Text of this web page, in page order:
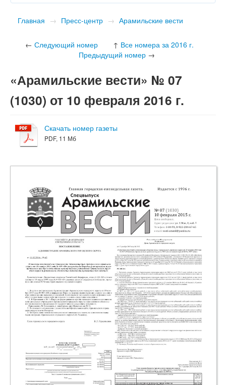
Главная → Пресс-центр → Арамильские вести
← Следующий номер ↑ Все номера за 2016 г.
Предыдущий номер →
«Арамильские вести» № 07
(1030) от 10 февраля 2016 г.
Скачать номер газеты
PDF, 11 Мб